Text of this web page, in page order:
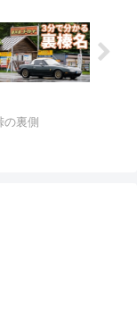
の裏側